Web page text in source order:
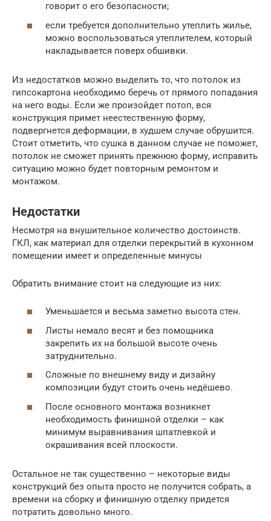
говорит о его безопасности;
если требуется дополнительно утеплить жилье,
можно воспользоваться утеплителем, который
накладывается поверх обшивки.
Из недостатков можно выделить то, что потолок из
гипсокартона необходимо беречь от прямого попадания
на него воды. Если же произойдет потоп, вся
конструкция примет неестественную форму,
подвергнется деформации, в худшем случае обрушится.
Стоит отметить, что сушка в данном случае не поможет,
потолок не сможет принять прежнюю форму, исправить
ситуацию можно будет повторным ремонтом и
монтажом.
Недостатки
Несмотря на внушительное количество достоинств.
ГКЛ, как материал для отделки перекрытий в кухонном
помещении имеет и определенные минусы
Обратить внимание стоит на следующие из них:
Уменьшается и весьма заметно высота стен.
Листы немало весят и без помощника
закрепить их на большой высоте очень
затруднительно.
Сложные по внешнему виду и дизайну
композиции будут стоить очень недёшево.
После основного монтажа возникнет
необходимость финишной отделки – как
минимум выравнивания шпатлевкой и
окрашивания всей плоскости.
Остальное не так существенно – некоторые виды
конструкций без опыта просто не получится собрать, а
времени на сборку и финишную отделку придется
потратить довольно много.